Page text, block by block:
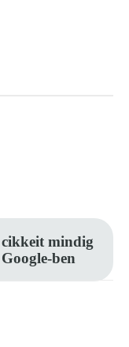
mindig
ben